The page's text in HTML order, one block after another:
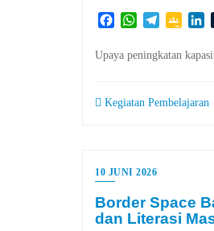
FacebookWhatsApp
Telegram
Upaya peningkatan
Kegiatan Pembelajaran
10 JUNI 2026
Border Space
dan Literasi